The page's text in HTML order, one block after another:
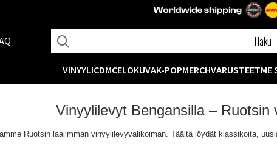
VINYYLICDMCELOKUVAK-POPMERCHVARUSTEETME
Vinyylilevyt Bengansilla – Ruotsin
Ruotsin laajimman vinyylilevyvalikoiman. Täältä löydät klassikoita,